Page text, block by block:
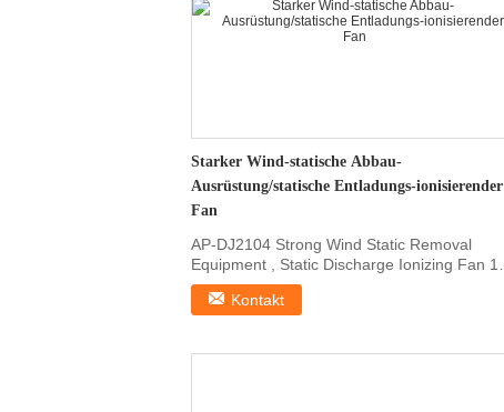
Starker Wind-statische Abbau-
Ausrüstung/statische Entladungs-ionisierender
Fan
AP-DJ2104 Strong Wind Static Removal
Equipment , Static Discharge Ionizing Fan 1,
Features AP-DJ2104 ...
Kontakt